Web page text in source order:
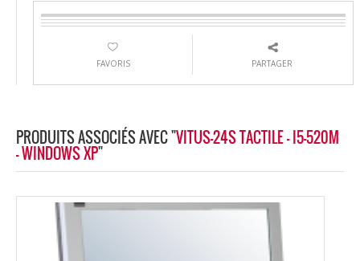
FAVORIS PARTAGER
PRODUITS ASSOCIÉS AVEC "VITUS-24S TACTILE - I5-520M
- WINDOWS XP"